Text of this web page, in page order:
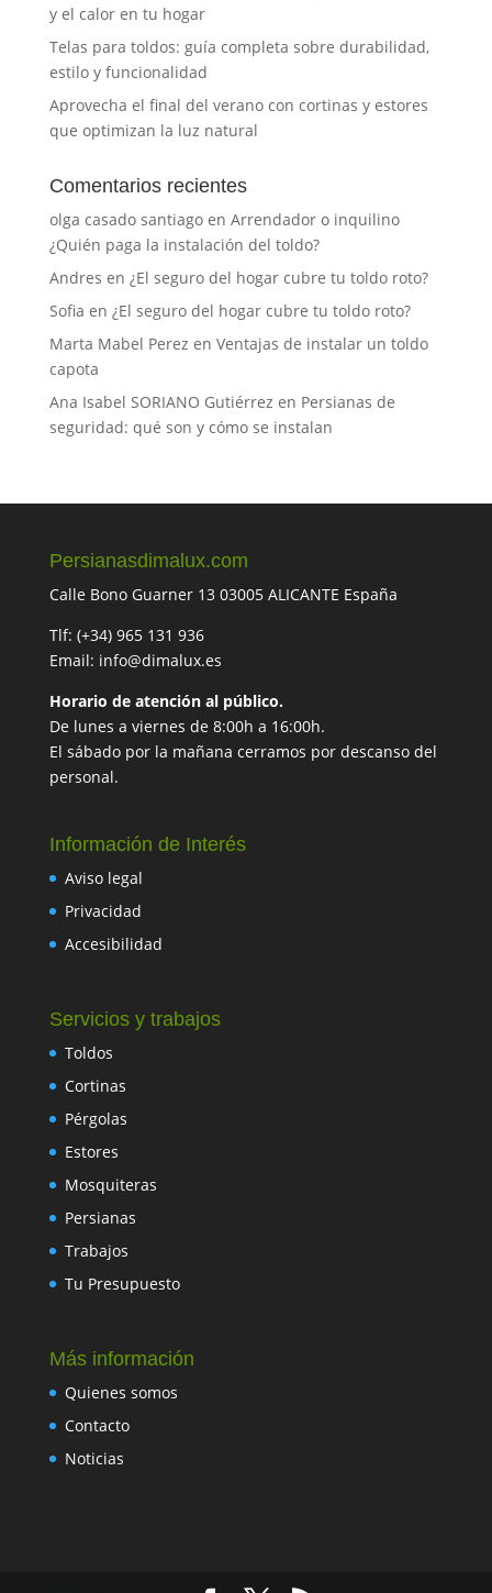
y el calor en tu hogar
Telas para toldos: guía completa sobre durabilidad,
estilo y funcionalidad
Aprovecha el final del verano con cortinas y estores
que optimizan la luz natural
Comentarios recientes
olga casado santiagoen Arrendador o inquilino
¿Quién paga la instalación del toldo?
Andres en ¿El seguro del hogar cubre tu toldo roto?
Sofia en ¿El seguro del hogar cubre tu toldo roto?
Marta Mabel Perez en Ventajas de instalar un toldo
capota
Ana Isabel SORIANO Gutiérrez en Persianas de
seguridad: qué son y cómo se instalan
Persianasdimalux.com
Calle Bono Guarner 13 03005 ALICANTE España
Tlf: (+34) 965 131 936
Email: info@dimalux.es
Horario de atención al público.
De lunes a viernes de 8:00h a 16:00h.
El sábado por la mañana cerramos por descanso del
personal.
Información de Interés
Aviso legal
Privacidad
Accesibilidad
Servicios y trabajos
Toldos
Cortinas
Pérgolas
Estores
Mosquiteras
Persianas
Trabajos
Tu Presupuesto
Más información
Quienes somos
Contacto
Noticias